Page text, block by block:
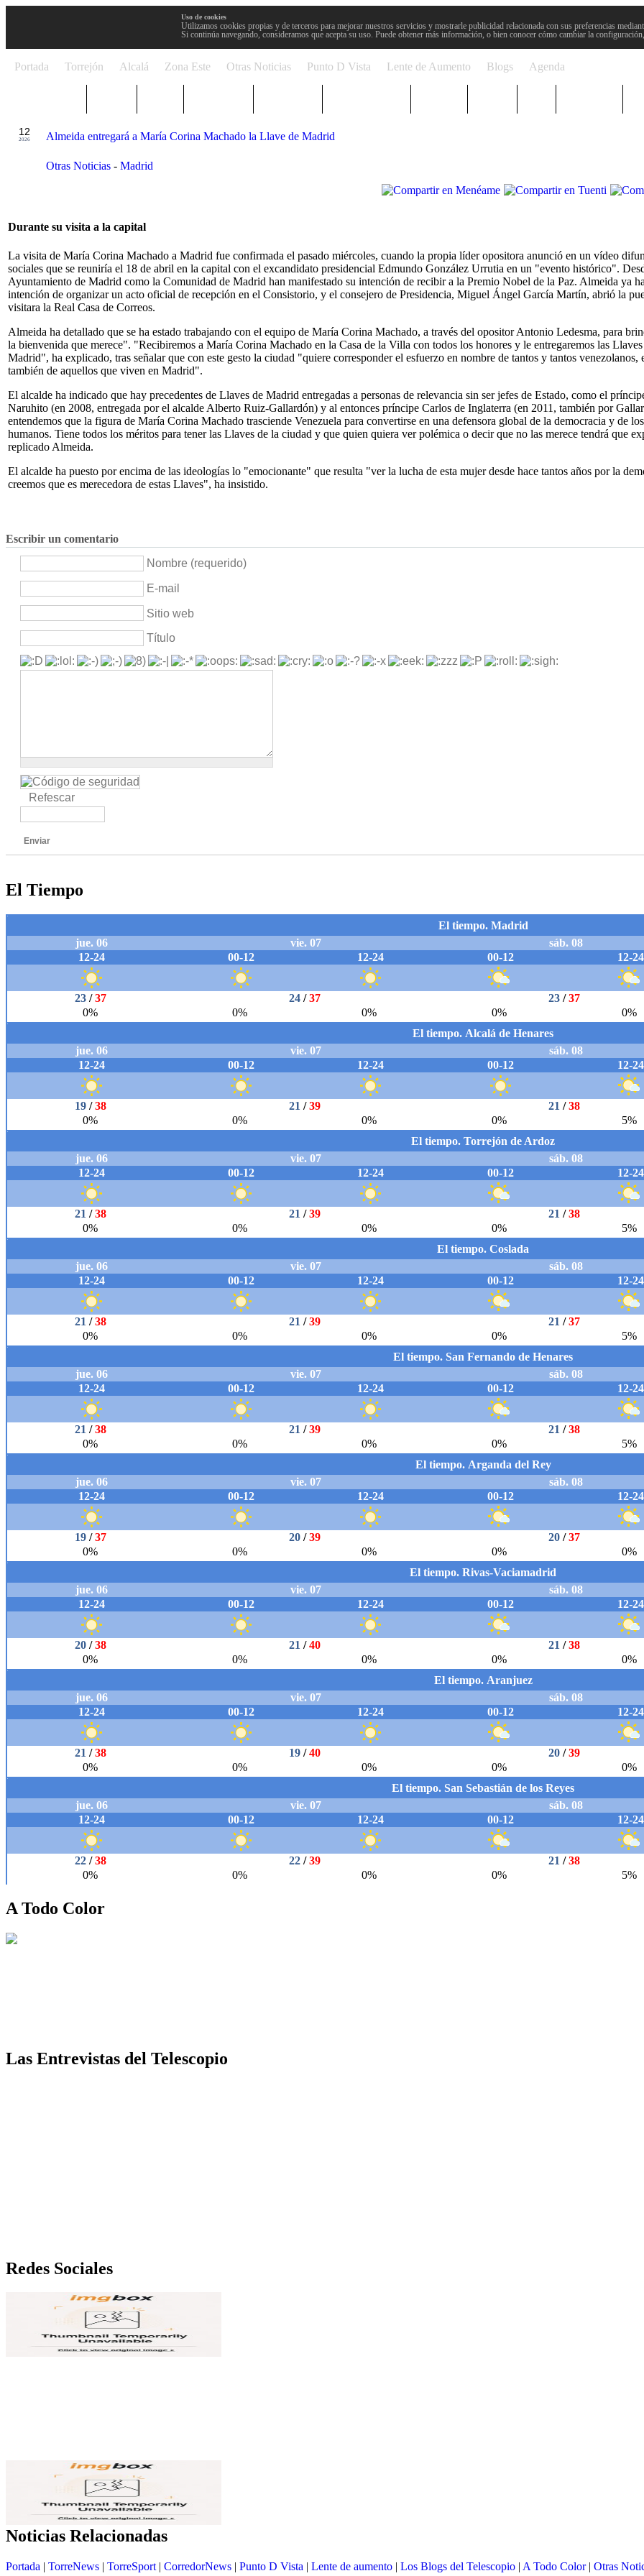
Uso de cookies
Utilizamos cookies propias y de terceros para mejorar nuestros servicios y mostrarle publicidad relacionada con sus preferencias
Si continúa navegando, consideramos que acepta su uso. Puede obtener más información, o bien conocer cómo cambiar la
Portada Torrejón Alcalá Zona Este Otras Noticias Punto D Vista Lente de Aumento Blogs Agenda
12
2026 Almeida entregará a María Corina Machado la Llave de Madrid
Otras Noticias - Madrid
Durante su visita a la capital
La visita de María Corina Machado a Madrid fue confirmada el pasado miércoles, cuando la propia líder opositora anunció en un vídeo
sociales que se reuniría el 18 de abril en la capital con el excandidato presidencial Edmundo González Urrutia en un "evento histórico".
Ayuntamiento de Madrid como la Comunidad de Madrid han manifestado su intención de recibir a la Premio Nobel de la Paz. Almeida ya
intención de organizar un acto oficial de recepción en el Consistorio, y el consejero de Presidencia, Miguel Ángel García Martín, abrió la
visitara la Real Casa de Correos.
Almeida ha detallado que se ha estado trabajando con el equipo de María Corina Machado, a través del opositor Antonio Ledesma, para
la bienvenida que merece". "Recibiremos a María Corina Machado en la Casa de la Villa con todos los honores y le entregaremos las
Madrid", ha explicado, tras señalar que con este gesto la ciudad "quiere corresponder el esfuerzo en nombre de tantos y tantos venezolanos,
también de aquellos que viven en Madrid".
El alcalde ha indicado que hay precedentes de Llaves de Madrid entregadas a personas de relevancia sin ser jefes de Estado, como el
Naruhito (en 2008, entregada por el alcalde Alberto Ruiz-Gallardón) y al entonces príncipe Carlos de Inglaterra (en 2011, también por
entendemos que la figura de María Corina Machado trasciende Venezuela para convertirse en una defensora global de la democracia y de
humanos. Tiene todos los méritos para tener las Llaves de la ciudad y que quien quiera ver polémica o decir que no las merece tendrá que
replicado Almeida.
El alcalde ha puesto por encima de las ideologías lo "emocionante" que resulta "ver la lucha de esta mujer desde hace tantos años por la
creemos que es merecedora de estas Llaves", ha insistido.
Escribir un comentario
Nombre (requerido)
E-mail
Sitio web
Título
Refescar
Enviar
El Tiempo
A Todo Color
Las Entrevistas del Telescopio
Redes Sociales
Noticias Relacionadas
Portada | TorreNews | TorreSport | CorredorNews | Punto D Vista | Lente de aumento | Los Blogs del Telescopio | A Todo Color| Otras